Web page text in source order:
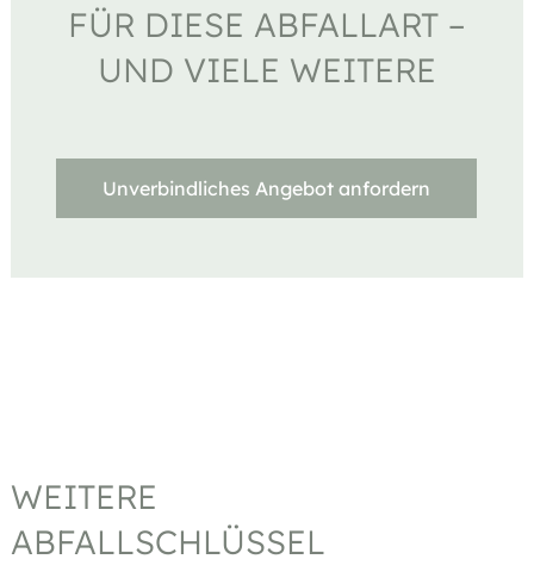
FÜR DIESE ABFALLART –
UND VIELE WEITERE
Unverbindliches Angebot anfordern
WEITERE
ABFALLSCHLÜSSEL